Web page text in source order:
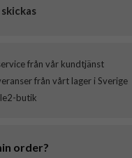
från vår kundtjänst
från vårt lager i Sverige
butik
order?